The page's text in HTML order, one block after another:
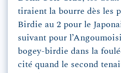
tiraient la bourre dès les
Birdie au 2 pour le
suivant pour
bogey-birdie dans la
cité quand le second